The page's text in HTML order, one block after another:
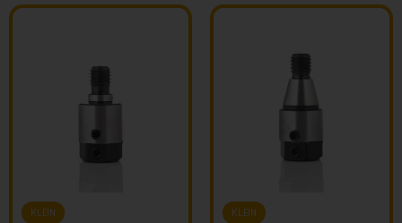
KLEIN KLEIN